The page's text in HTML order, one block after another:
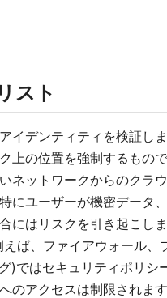
スト
イデンティティを検証し
上の位置を強制するもの
ネットワークからのクラ
にユーザーが機密データ
にはリスクを引き起こし
ば、ファイアウォール、
)ではセキュリティポリシ
のアクセスは制限されま